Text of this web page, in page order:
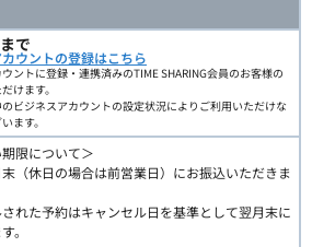
で
ウントの登録はこちら
ントに登録・連携済みのTIME SHARING会員のお客様の
けます。
ビジネスアカウントの設定状況によりご利用いただけな
ます。
限について＞
（休日の場合は前営業日）にお振込いただきま
れた予約はキャンセル日を基準として翌月末に
。